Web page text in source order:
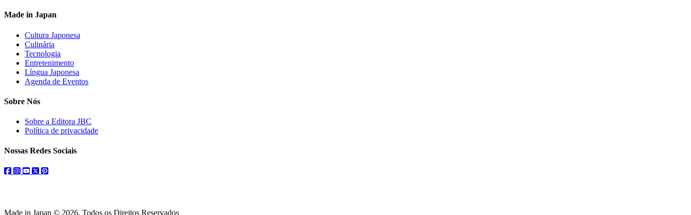
Made in Japan
Cultura Japonesa
Culinária
Tecnologia
Entretenimento
Língua Japonesa
Agenda de Eventos
Sobre Nós
Sobre a Editora JBC
Política de privacidade
Nossas Redes Sociais
facebook
instagram
youtube
twitterpinterest
Made in Japan © 2026. Todos os Direitos Reservados